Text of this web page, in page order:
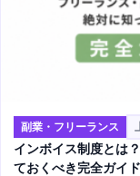
副業・フリーランス
インボイス制度とは
ておくべき完全ガイ